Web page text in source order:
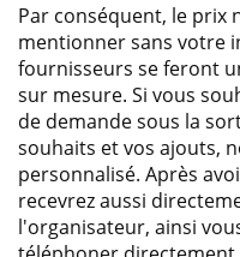
Par conséquent, le prix
mentionner sans votre
fournisseurs se feront
sur mesure. Si vous
de demande sous la
souhaits et vos ajouts,
personnalisé. Après
recevrez aussi
l'organisateur, ainsi